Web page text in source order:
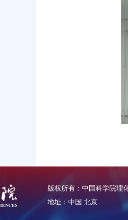
版权所有：中国科学院理
地址：中国.北京